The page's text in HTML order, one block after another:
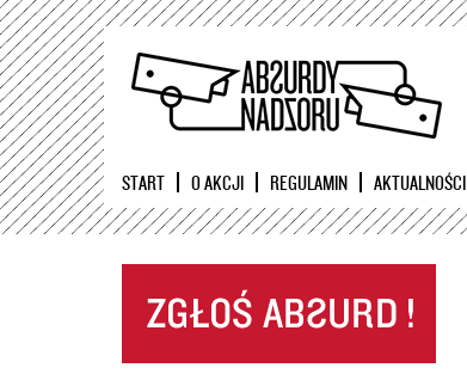
START O AKCJI REGULAMIN AKTUALNOŚCI